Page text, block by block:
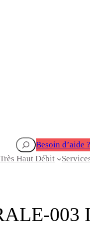
RechercherBesoin d’aide ?
Haut Débit